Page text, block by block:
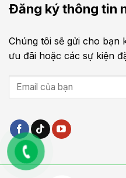
Đăng ký thông tin
Chúng tôi sẽ gửi cho bạn
ưu đãi hoặc các sự kiện